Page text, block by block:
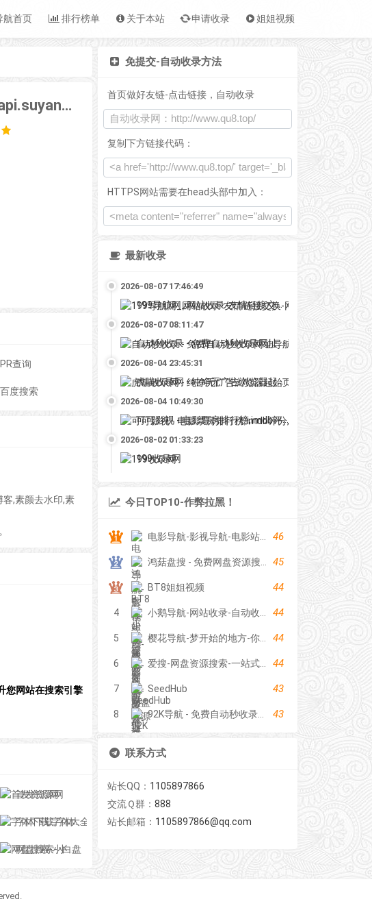
航首页 排行榜单 关于本站 申请收录 姐姐视频
素颜API-免费API数据接口调用服务平台api.suyanw.cn
PR查询
百度搜索
客,素颜去水印,素
您网站在搜索引擎
首发资源网
字体下载,字体大全,免费字体下载,在线字体|字客网
网盘搜索-小白盘
免提交-自动收录方法
首页做好友链-点击链接，自动收录
复制下方链接代码：
HTTPS网站需要在head头部中加入：
最新收录
2026-08-07 17:46:49
199导航网_网站收录-友情链接交换-网址收录-自动秒收录
2026-08-07 08:11:47
自动秒收录 - 免费自动秒收录网址导航
2026-08-04 23:45:31
虎喵收录网 - 纯净无广告浏览器起始页
2026-08-04 10:49:30
可可影视 - 电影票房排行榜,imdb评分,影评,找最好看的影视
2026-08-02 01:33:23
199收录网
今日TOP10-作弊拉黑！
46
45
BT8姐姐视频 44
4 44
5 44
6 44
7 SeedHub 43
8 43
联系方式
站长QQ： 1105897866
交流Ｑ群：888
站长邮箱： 1105897866@qq.com